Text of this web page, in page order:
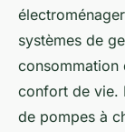
systèmes de
consommation
confort de vie.
de pompes à